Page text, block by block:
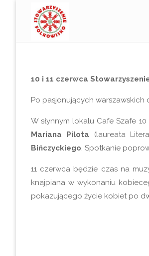
10 i 11 czerwca
Po pasjonujących
W słynnym lokalu Cafe Szafe
Mariana Pilota (laureata
Bińczyckiego. Spotkanie
11 czerwca będzie czas na
knajpiana w wykonaniu
pokazującego życie kobiet po